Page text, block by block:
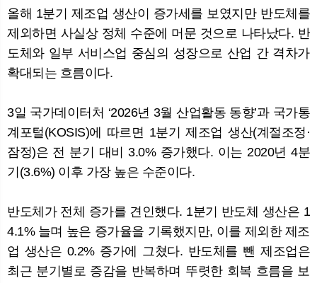
색
올해 1분기 제조업 생산이 증가세를 보였지만 반도체를
제외하면 사실상 정체 수준에 머문 것으로 나타났다. 반
도체와 일부 서비스업 중심의 성장으로 산업 간 격차가
확대되는 흐름이다.
3일 국가데이터처 ‘2026년 3월 산업활동 동향’과 국가통
계포털(KOSIS)에 따르면 1분기 제조업 생산(계절조정·
잠정)은 전 분기 대비 3.0% 증가했다. 이는 2020년 4분
기(3.6%) 이후 가장 높은 수준이다.
반도체가 전체 증가를 견인했다. 1분기 반도체 생산은 1
4.1% 늘며 높은 증가율을 기록했지만, 이를 제외한 제조
업 생산은 0.2% 증가에 그쳤다. 반도체를 뺀 제조업은
최근 분기별로 증감을 반복하며 뚜렷한 회복 흐름을 보